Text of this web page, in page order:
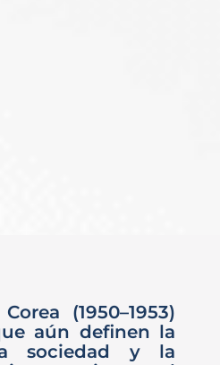
(1950–1953)
aún definen la
sociedad y la